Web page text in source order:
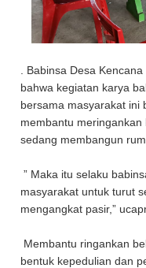
. Babinsa Desa
bahwa kegiatan karya
bersama masyarakat ini
membantu
sedang membangun
” Maka itu selaku
masyarakat untuk turut
mengangkat pasir,”
Membantu ringankan
bentuk kepedulian dan